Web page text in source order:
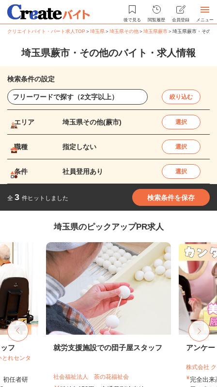
後で見る 閲覧履歴 会員登録 メニュー
クリエイトバイト・パート求人TOP ＞埼玉県＞埼玉県その他＞埼玉県蕨市＞埼玉県蕨市・その
埼玉県蕨市・その他のバイト・求人情報
検索条件の設定
絞り込む
エリア 埼玉県その他(蕨市) 選択
職種 指定しない 選択
条件 社員登用あり 選択
全 3 件ヒットしました 検索条件を保存
埼玉県のピックアップPR求人
フ
れセンタ
初任者研
就労支援施設での団子屋スタッフ
社会福祉法人 茶の花福祉会
アンケ
株式会社
完全出